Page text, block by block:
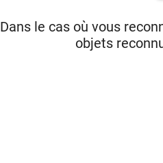
Dans le cas où vous
objets